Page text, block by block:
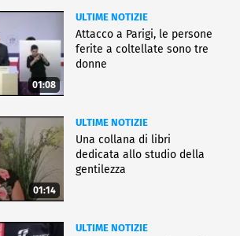
01:08
ULTIME NOTIZIE
Attacco a Parigi, le persone
ferite a coltellate sono tre
donne
01:14
ULTIME NOTIZIE
Una collana di libri
dedicata allo studio della
gentilezza
ULTIME NOTIZIE